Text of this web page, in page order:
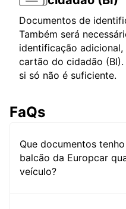
Documentos de
Também será
identificação
cartão do cidadão
si só não é suficiente.
FaQs
Que documentos
balcão da Europcar
veículo?